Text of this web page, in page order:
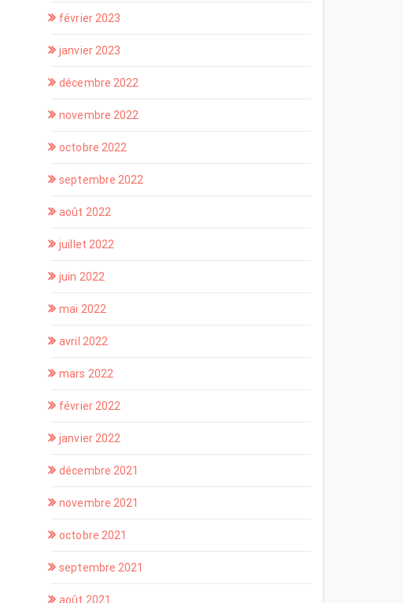
février 2023
janvier 2023
décembre 2022
novembre 2022
octobre 2022
septembre 2022
août 2022
juillet 2022
juin 2022
mai 2022
avril 2022
mars 2022
février 2022
janvier 2022
décembre 2021
novembre 2021
octobre 2021
septembre 2021
août 2021